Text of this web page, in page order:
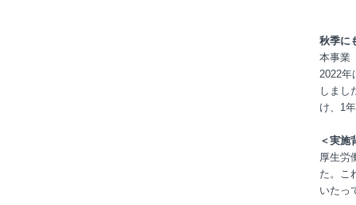
秋季に
本事業
2022年
しまし
け、1
＜実施
厚生労
た。こ
いたっ